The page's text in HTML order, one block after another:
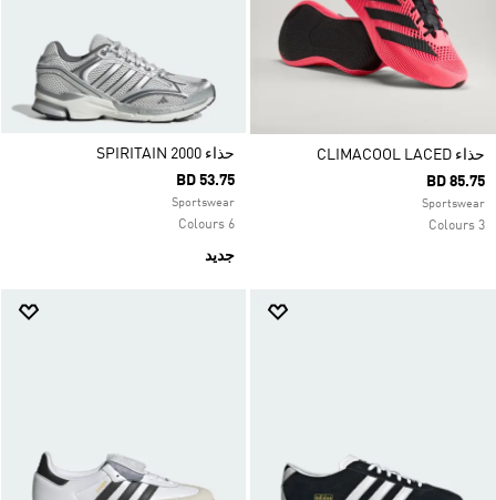
حذاء CLIMACOOL LACED
BD 85.75
Sportswear
3 Colours
حذاء SPIRITAIN 2000
BD 53.75
Sportswear
6 Colours
جديد